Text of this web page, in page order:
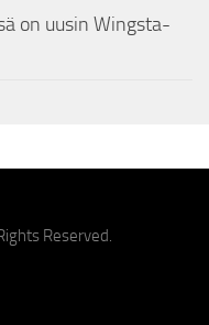
on uusin Wingsta-
Reserved.